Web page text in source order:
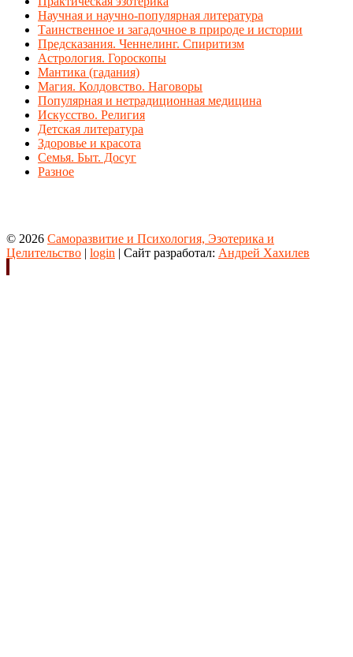
Научная и научно-популярная литература
Таинственное и загадочное в природе и истории
Предсказания. Ченнелинг. Спиритизм
Астрология. Гороскопы
Мантика (гадания)
Магия. Колдовство. Наговоры
Популярная и нетрадиционная медицина
Искусство. Религия
Детская литература
Здоровье и красота
Семья. Быт. Досуг
Разное
© 2026 Саморазвитие и Психология, Эзотерика и
Целительство | login | Сайт разработал: Андрей Хахилев